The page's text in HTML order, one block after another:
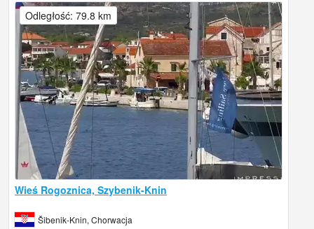
Wieś Rogoznica, Szybenik-Knin
Šibenik-Knin, Chorwacja
Odległość: 79.8 km